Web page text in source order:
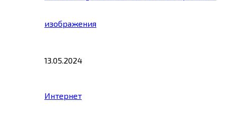
изображения
13.05.2024
Интернет